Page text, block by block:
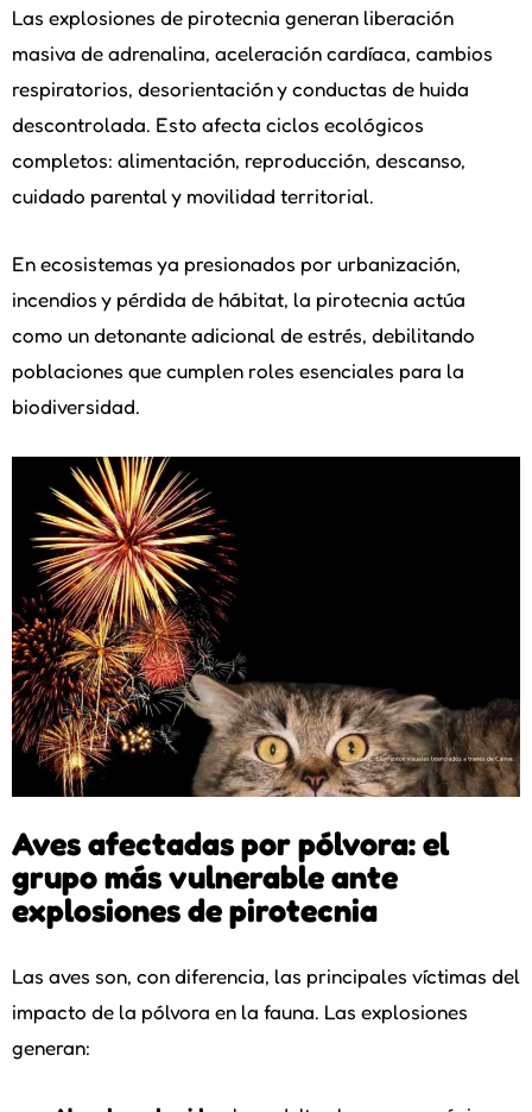
Las explosiones de pirotecnia generan liberación
masiva de adrenalina, aceleración cardíaca, cambios
respiratorios, desorientación y conductas de huida
descontrolada. Esto afecta ciclos ecológicos
completos: alimentación, reproducción, descanso,
cuidado parental y movilidad territorial.
En ecosistemas ya presionados por urbanización,
incendios y pérdida de hábitat, la pirotecnia actúa
como un detonante adicional de estrés, debilitando
poblaciones que cumplen roles esenciales para la
biodiversidad.
Aves afectadas por pólvora: el
grupo más vulnerable ante
explosiones de pirotecnia
Las aves son, con diferencia, las principales víctimas del
impacto de la pólvora en la fauna. Las explosiones
generan: